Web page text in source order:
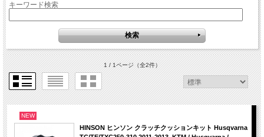
キーワード検索
1 / 1ページ（全2件）
NEW
HINSON ヒンソン クラッチクッションキット Husqvarna